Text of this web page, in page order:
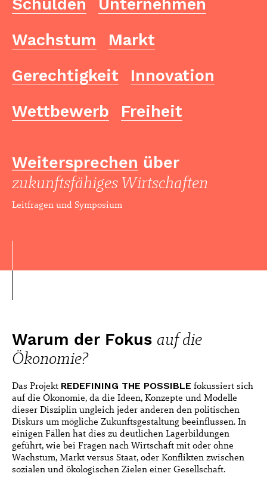
Schulden
Unternehmen
Wachstum
Markt
Gerechtigkeit
Innovation
Wettbewerb
Freiheit
Weitersprechen über
zukunftsfähiges Wirtschaften
Leitfragen und Symposium
Warum der Fokus auf die
Ökonomie?
Das Projekt REDEFINING THE POSSIBLE fokussiert sich
auf die Ökonomie, da die Ideen, Konzepte und Modelle
dieser Disziplin ungleich jeder anderen den politischen
Diskurs um mögliche Zukunftsgestaltung beeinflussen. In
einigen Fällen hat dies zu deutlichen Lagerbildungen
geführt, wie bei Fragen nach Wirtschaft mit oder ohne
Wachstum, Markt versus Staat, oder Konflikten zwischen
sozialen und ökologischen Zielen einer Gesellschaft.